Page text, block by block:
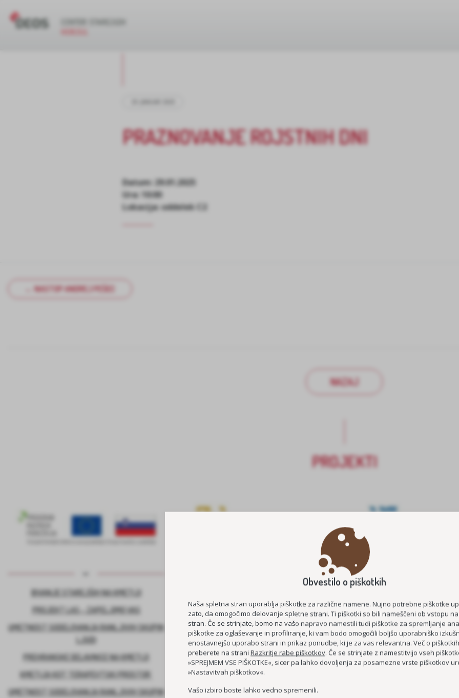
PRAZNOVANJE ROJSTNIH DNI
Datum: 29.01.2025
Ura: 10:00
Lokacija: oddelek C2
← NASTOP ANDREJ PEŠEC
NAZAJ
PROJEKTI
BIVANJE STAREJŠIH NA KMETIJI
PROJEKT LAS – ZAPELJIMO VAS
UMETNOST SODELOVANJA RANLJIVIH SKUPIN
LJUDI
PREHRANSKE DELAVNICE NA KMETIJI
KMETIJA KOT TERAPEVTSKI PROSTOR
UMETNOST SODELOVANJA RANLJIVIH SKUPIN
KOC AS
STAROST
ČUTIM – ŽIVIM
DEMENCI PRIJAZNA
MEDGENERACIJSKO SREDIŠČE
Obvestilo o piškotkih
Naša spletna stran uporablja piškotke za različne namene. Nujno potrebne piškotke
zato, da omogočimo delovanje spletne strani. Ti piškotki so bili nameščeni ob vstopu
stran. Če se strinjate, bomo na vašo napravo namestili tudi piškotke za spremljanje
piškotke za oglaševanje in profiliranje, ki vam bodo omogočili boljšo uporabniško
enostavnejšo uporabo strani in prikaz ponudbe, ki je za vas relevantna. Več o
preberete na strani Razkritje rabe piškotkov. Če se strinjate z namestitvijo vseh
»SPREJMEM VSE PIŠKOTKE«, sicer pa lahko dovoljenja za posamezne vrste piškotkov
»Nastavitvah piškotkov«.
Vašo izbiro boste lahko vedno spremenili.